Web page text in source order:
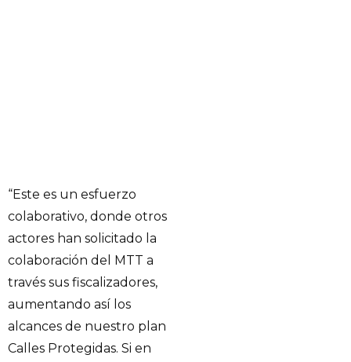
“Este es un esfuerzo
colaborativo, donde otros
actores han solicitado la
colaboración del MTT a
través sus fiscalizadores,
aumentando así los
alcances de nuestro plan
Calles Protegidas. Si en